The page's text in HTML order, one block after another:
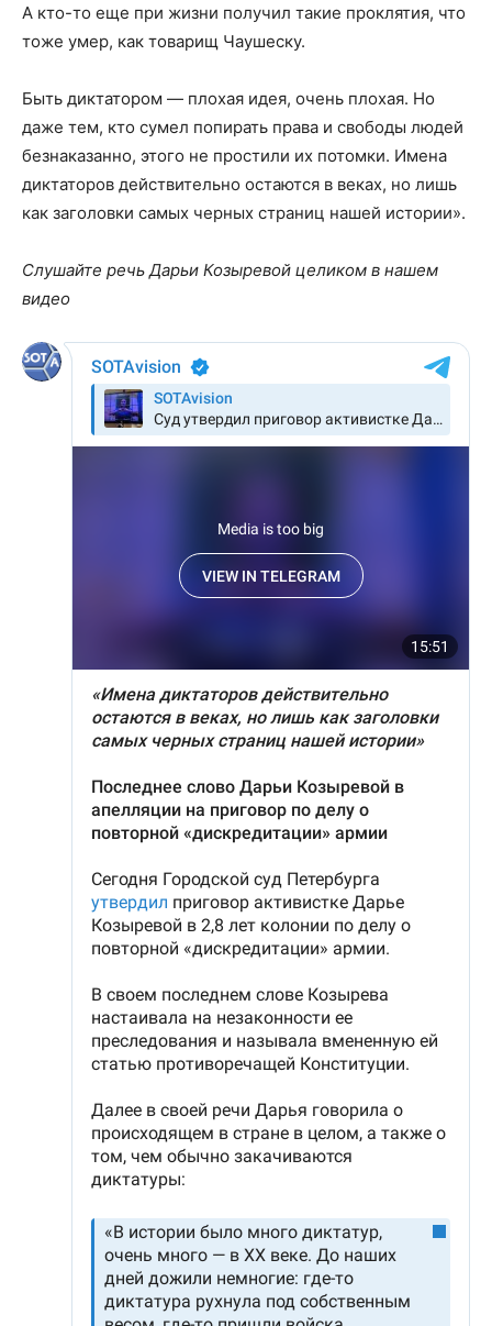
А кто-то еще при жизни получил такие проклятия, что
тоже умер, как товарищ Чаушеску.
Быть диктатором — плохая идея, очень плохая. Но
даже тем, кто сумел попирать права и свободы людей
безнаказанно, этого не простили их потомки. Имена
диктаторов действительно остаются в веках, но лишь
как заголовки самых черных страниц нашей истории».
Слушайте речь Дарьи Козыревой целиком в нашем
видео